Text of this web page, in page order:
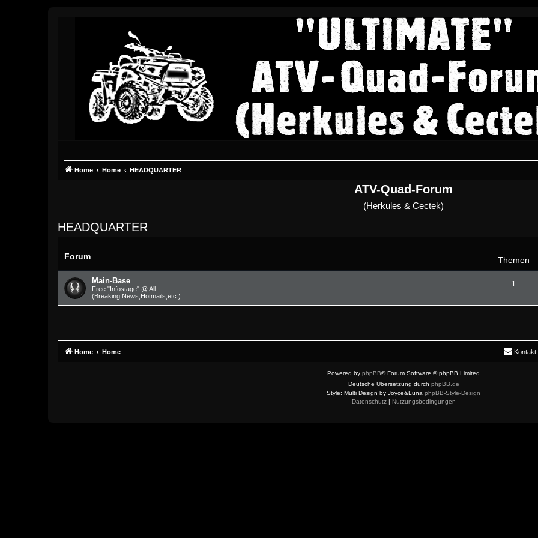
Home Home HEADQUARTER
ATV-Quad-Forum
(Herkules & Cectek)
HEADQUARTER
Forum Themen
Main-Base
Free "Infostage" @ All...
(Breaking News,Hotmails,etc.)
1
Home Home Kontakt
Powered by phpBB® Forum Software © phpBB Limited
Deutsche Übersetzung durch phpBB.de
Style: Multi Design by Joyce&Luna phpBB-Style-Design
Datenschutz| Nutzungsbedingungen